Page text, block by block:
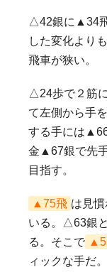
△42銀に▲34
した変化より
飛車が狭い。
△24歩で２筋
て左側から手
する手には
金▲67銀で先
目指す。
▲75飛 は見
いる。△63銀
る。そこで
ィックな手だ。